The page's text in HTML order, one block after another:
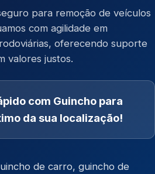
para remoção de veículos
com agilidade em
oferecendo suporte
valores justos.
com Guincho para
da sua localização!
de carro, guincho de